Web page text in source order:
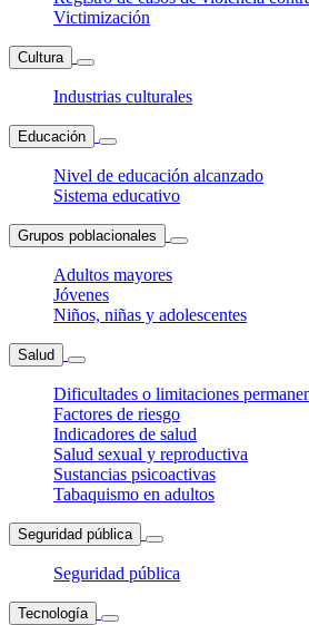
Victimización
Cultura
Industrias culturales
Educación
Nivel de educación alcanzado
Sistema educativo
Grupos poblacionales
Adultos mayores
Jóvenes
Niños, niñas y adolescentes
Salud
Dificultades o limitaciones
Factores de riesgo
Indicadores de salud
Salud sexual y reproductiva
Sustancias psicoactivas
Tabaquismo en adultos
Seguridad pública
Seguridad pública
Tecnología